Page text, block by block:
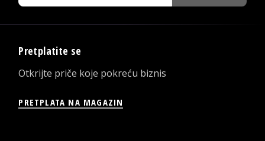
Pretplatite se
Otkrijte priče koje pokreću biznis
PRETPLATA NA MAGAZIN